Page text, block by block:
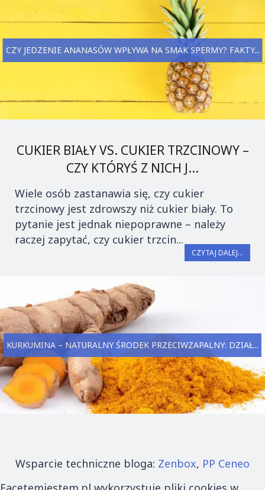
CZY JEDZENIE ANANASÓW WPŁYWA NA SMAK SPERMY? FAKTY...
CUKIER BIAŁY VS. CUKIER TRZCINOWY –
CZY KTÓRYŚ Z NICH J...
Wiele osób zastanawia się, czy cukier
trzcinowy jest zdrowszy niż cukier biały. To
pytanie jest jednak niepoprawne – należy
raczej zapytać, czy cukier trzcin...
CZYTAJ DALEJ...
KURKUMINA – NATURALNY ŚRODEK PRZECIWZAPALNY: DZIAŁ...
Wsparcie techniczne bloga: Zenbox, PP Ceneo